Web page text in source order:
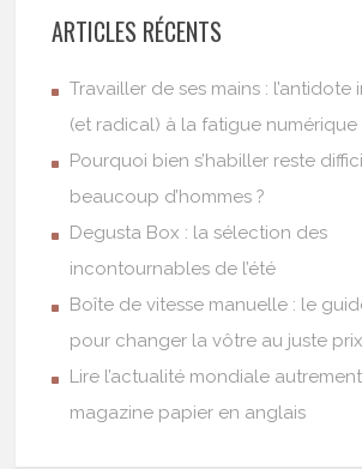
ARTICLES RÉCENTS
Travailler de ses mains : l’antidote
(et radical) à la fatigue numérique
Pourquoi bien s’habiller reste
beaucoup d’hommes ?
Degusta Box : la sélection des
incontournables de l’été
Boîte de vitesse manuelle : le
pour changer la vôtre au juste prix
Lire l’actualité mondiale
magazine papier en anglais